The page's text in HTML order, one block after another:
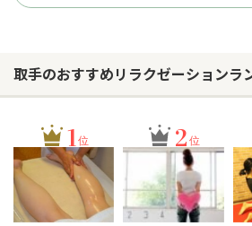
取手のおすすめリラクゼーションラ
1位 2 位